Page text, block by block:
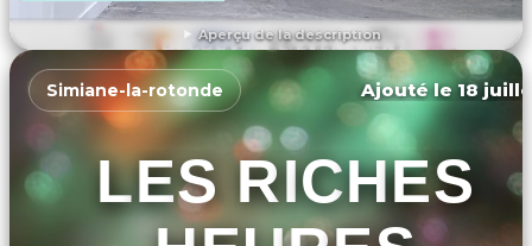
Aperçu de la description
DÉCOUVRIR L'ÉVÉNEMENT
Simiane-la-rotonde Ajouté le 18
LES RICHES